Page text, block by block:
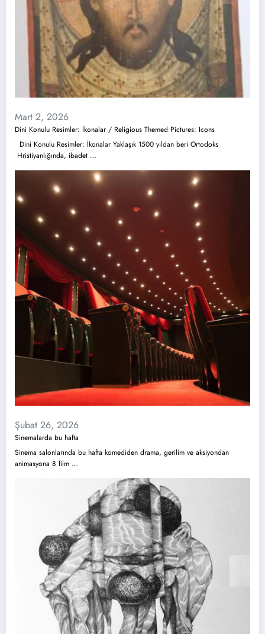
Mart 2, 2026
Dini Konulu Resimler: İkonalar / Religious Themed Pictures: Icons
Dini Konulu Resimler: İkonalar Yaklaşık 1500 yıldan beri Ortodoks
Hristiyanlığında, ibadet …
Şubat 26, 2026
Sinemalarda bu hafta
Sinema salonlarında bu hafta komediden drama, gerilim ve aksiyondan
animasyona 8 film …